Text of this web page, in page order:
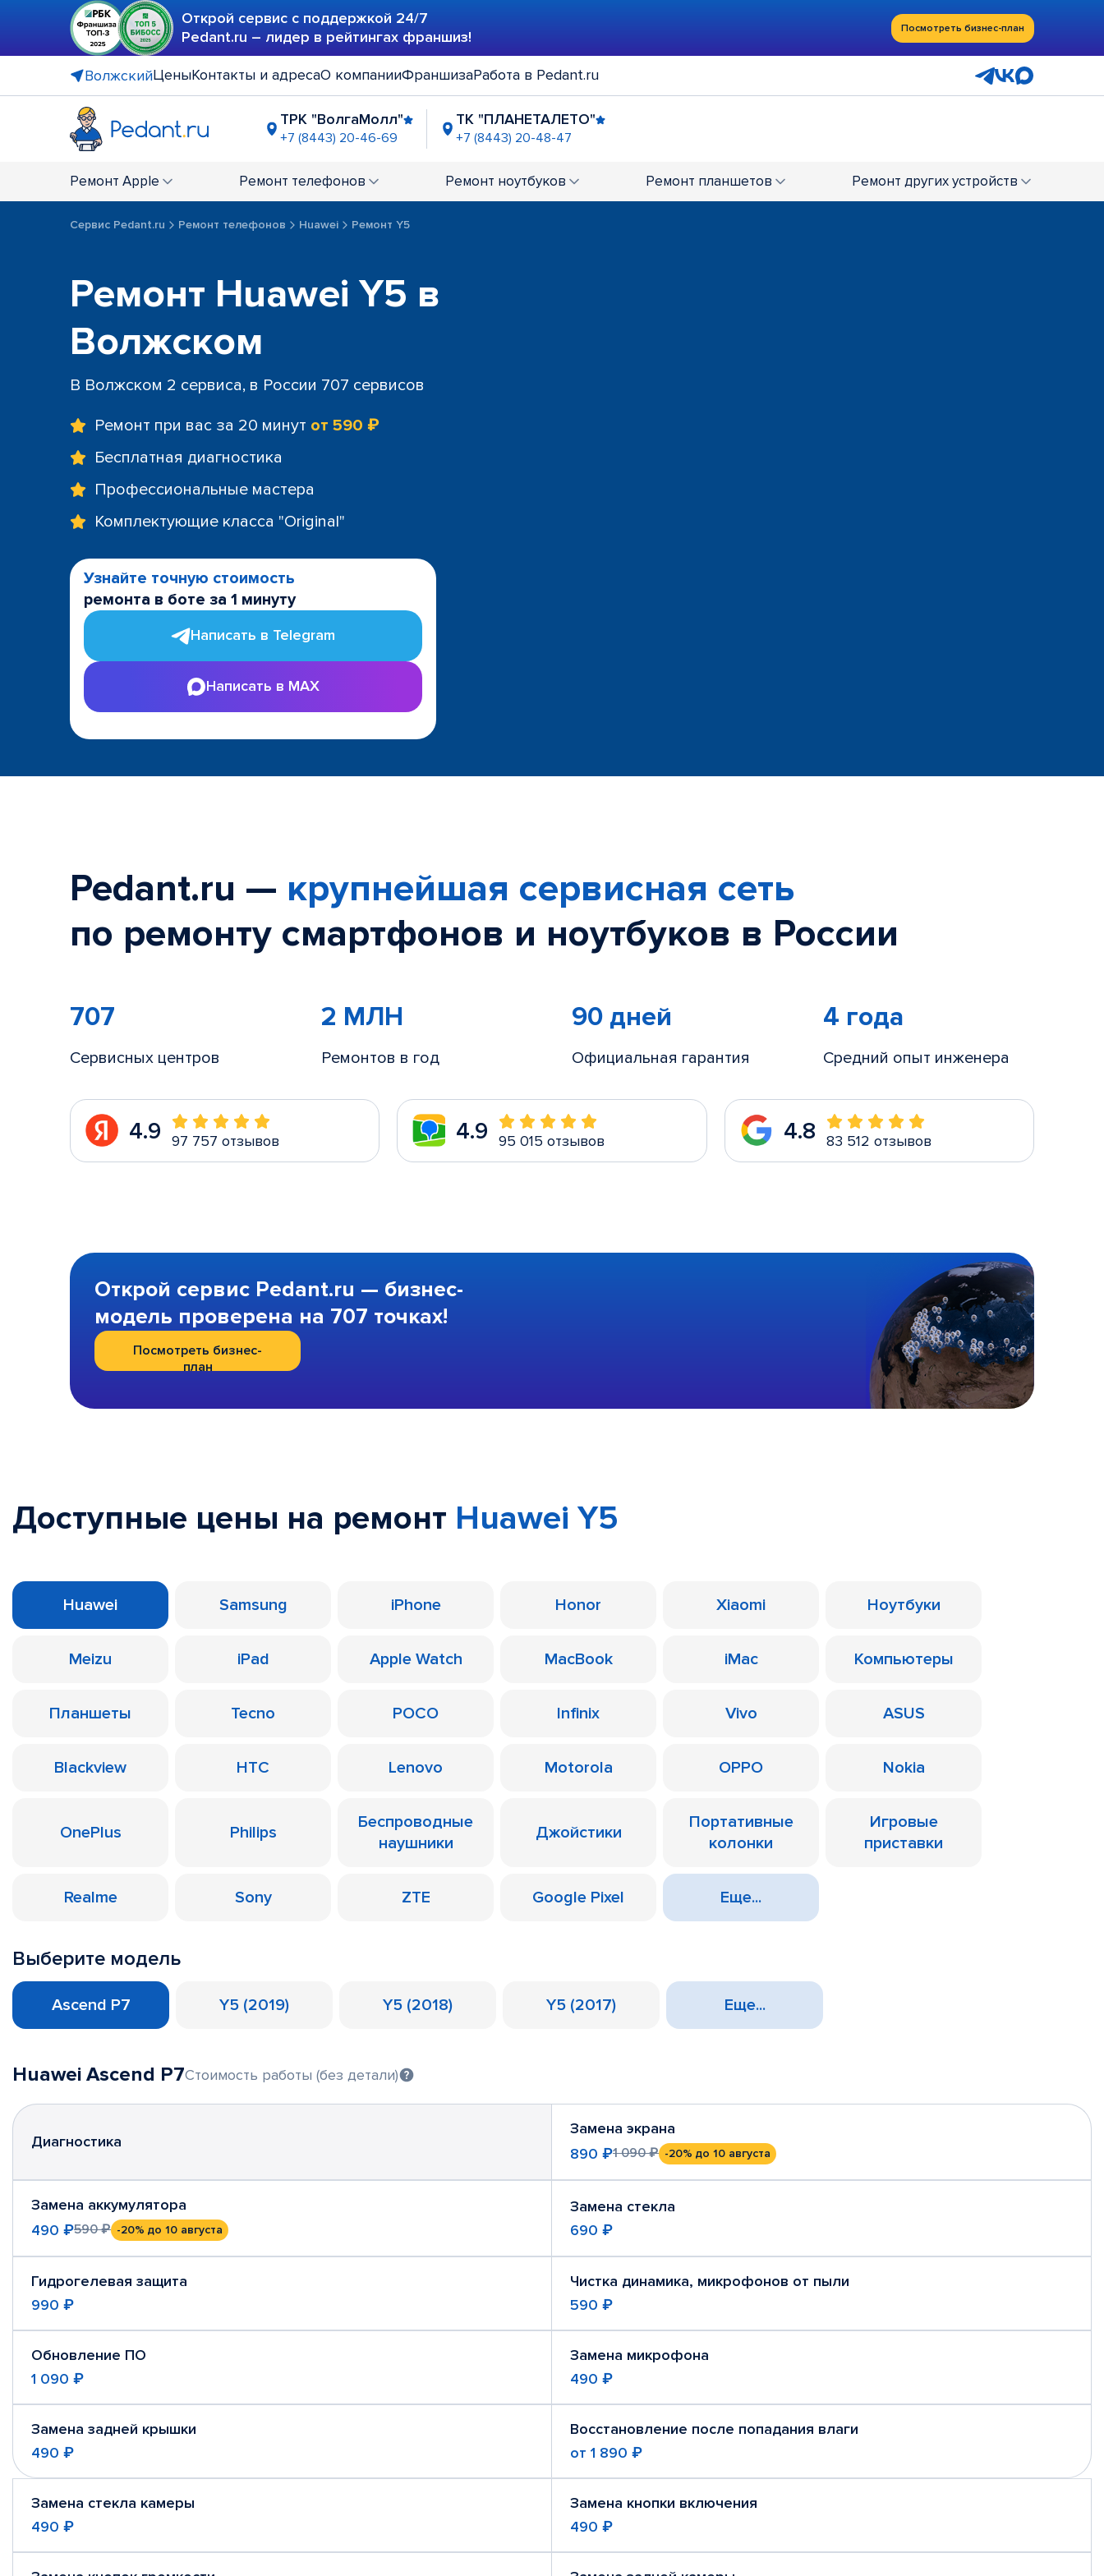
Открой сервис с поддержкой 24/7
Pedant.ru – лидер в рейтингах франшиз!
Посмотреть бизнес-план
ВолжскийЦеныКонтакты и адресаО компанииФраншизаРабота в Pedant.ru
ТРК "ВолгаМолл"
+7 (8443) 20-46-69
ТК "ПЛАНЕТАЛЕТО"
+7 (8443) 20-48-47
Ремонт Apple Ремонт телефонов Ремонт ноутбуков Ремонт планшетов Ремонт других устройств
Сервис Pedant.ru Ремонт телефонов Huawei Ремонт Y5
Ремонт Huawei Y5 в
Волжском
В Волжском 2 сервиса, в России 707 сервисов
Ремонт при вас за 20 минут от 590 ₽
Бесплатная диагностика
Профессиональные мастера
Комплектующие класса "Original"
Узнайте точную стоимость
ремонта в боте за 1 минуту
Написать в Telegram
Написать в MAX
Pedant.ru — крупнейшая сервисная сеть
по ремонту смартфонов и ноутбуков в России
707
Сервисных центров
2 МЛН
Ремонтов в год
90 дней
Официальная гарантия
4 года
Средний опыт инженера
4.9 97 757 отзывов 4.9 95 015 отзывов 4.8 83 512 отзывов
Открой сервис Pedant.ru — бизнес-
модель проверена на 707 точках!
Посмотреть бизнес-
план
Доступные цены на ремонт Huawei Y5
Huawei Samsung iPhone Honor Xiaomi Ноутбуки
Meizu iPad Apple Watch MacBook iMac Компьютеры
Планшеты Tecno POCO Infinix Vivo ASUS
Blackview HTC Lenovo Motorola OPPO Nokia
OnePlus Philips
Беспроводные
наушники
Джойстики
Портативные
колонки
Игровые
приставки
Realme Sony ZTE Google Pixel Еще...
Выберите модель
Ascend P7 Y5 (2019) Y5 (2018) Y5 (2017) Еще...
Huawei Ascend P7Стоимость работы (без детали)
Диагностика
Замена экрана
890 ₽1 090 ₽ -20% до 10 августа
Замена аккумулятора
490 ₽590 ₽ -20% до 10 августа
Замена стекла
690 ₽
Гидрогелевая защита
990 ₽
Чистка динамика, микрофонов от пыли
590 ₽
Обновление ПО
1 090 ₽
Замена микрофона
490 ₽
Замена задней крышки
490 ₽
Восстановление после попадания влаги
от 1 890 ₽
Замена стекла камеры
490 ₽
Замена кнопки включения
490 ₽